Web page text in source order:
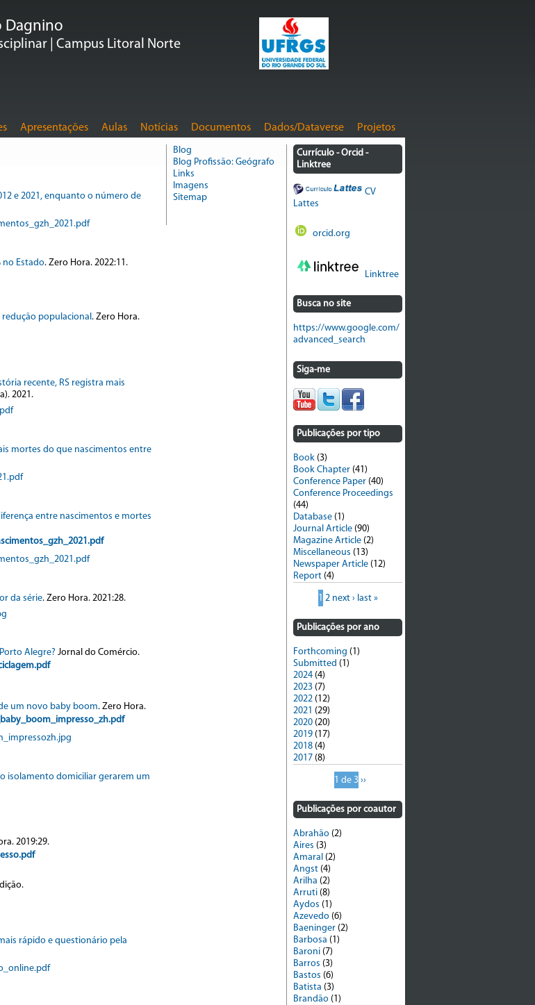
Dagnino
| Campus Litoral Norte
Apresentações Aulas Notícias Documentos Dados/Dataverse Projetos
e 2021, enquanto o número de
no Estado. Zero Hora. 2022:11.
redução populacional . Zero Hora.
recente, RS registra mais
2021.
mortes do que nascimentos entre
entre nascimentos e mortes
da série. Zero Hora. 2021:28.
Alegre? Jornal do Comércio.
um novo baby boom. Zero Hora.
isolamento domiciliar gerarem um
2019:29.
rápido e questionário pela
Blog
Blog Profissão: Geógrafo
Links
Imagens
Sitemap
Currículo - Orcid -
Linktree
CV
Lattes
orcid.org
Linktree
Busca no site
https://www.google.com/
advanced_search
Siga-me
Publicações por tipo
Book (3)
Book Chapter (41)
Conference Paper (40)
Conference Proceedings
(44)
Database (1)
Journal Article (90)
Magazine Article (2)
Miscellaneous (13)
Newspaper Article (12)
Report (4)
1 2 next › last »
Publicações por ano
Forthcoming (1)
Submitted (1)
2024 (4)
2023 (7)
2022 (12)
2021 (29)
2020 (20)
2019 (17)
2018 (4)
2017 (8)
1 de 3 ››
Publicações por coautor
Abrahão (2)
Aires (3)
Amaral (2)
Angst (4)
Arilha (2)
Arruti (8)
Aydos (1)
Azevedo (6)
Baeninger (2)
Barbosa (1)
Baroni (7)
Barros (3)
Bastos (6)
Batista (3)
Brandão (1)